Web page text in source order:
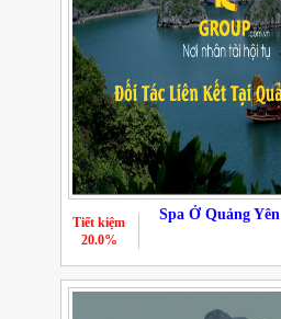
Spa Ở Quảng Yên
Tiết kiệm
20.0%